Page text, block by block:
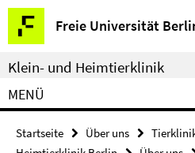
Springe
direkt
zu
Inhalt
Freie Universität
Service-
Navigation
Klein- und Heimtierklinik
MENÜ
Startseite Über uns